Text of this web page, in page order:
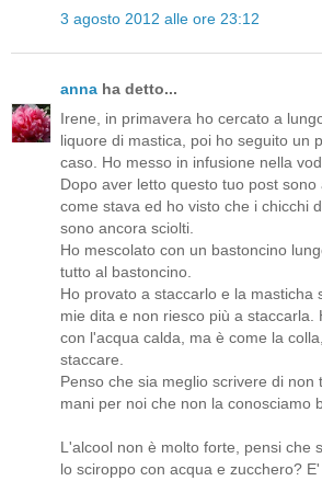
3 agosto 2012 alle ore 23:12
anna ha detto...
Irene, in primavera ho cercato a
liquore di mastica, poi ho seguito un
caso. Ho messo in infusione nella
Dopo aver letto questo tuo post sono
come stava ed ho visto che i chicchi
sono ancora sciolti.
Ho mescolato con un bastoncino
tutto al bastoncino.
Ho provato a staccarlo e la masticha
mie dita e non riesco più a staccarla.
con l'acqua calda, ma è come la
staccare.
Penso che sia meglio scrivere di non
mani per noi che non la conosciamo
L'alcool non è molto forte, pensi che
lo sciroppo con acqua e zucchero?